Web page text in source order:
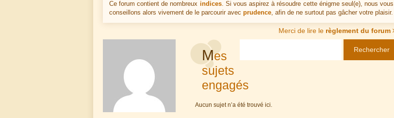
Ce forum contient de nombreux indices. Si vous aspirez à résoudre cette énigme seul(e), nous vous
conseillons alors vivement de le parcourir avec prudence, afin de ne surtout pas gâcher votre plaisir.
Merci de lire le règlement du forum
Mes
sujets
engagés
Aucun sujet n’a été trouvé ici.